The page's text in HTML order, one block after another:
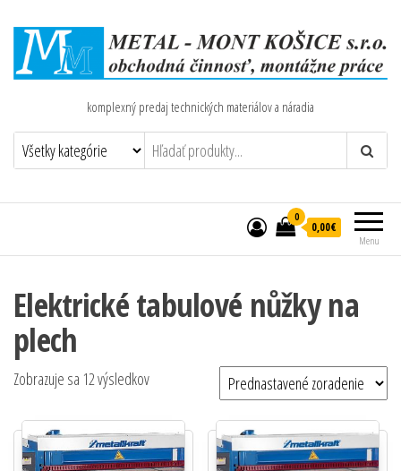
komplexný predaj technických materiálov a náradia
Menu
0
0,00€
Elektrické tabulové nůžky na
plech
Zobrazuje sa 12 výsledkov